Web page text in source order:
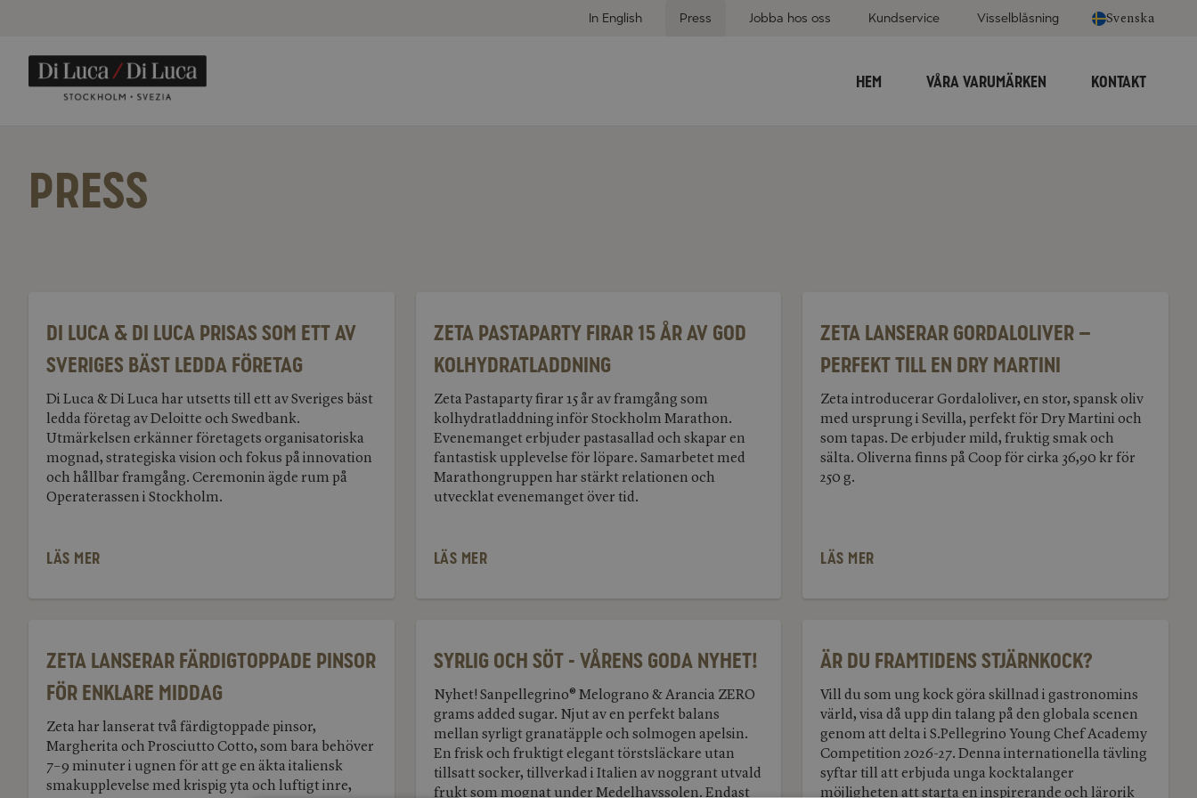
In English Press Jobba hos oss Kundservice Visselblåsning Svenska
HEM VÅRA VARUMÄRKEN KONTAKT
PRESS
Luca
prisas
Sveriges
bäst
ledda
företag
Di Luca & Di Luca prisas som ett av
Sveriges bäst ledda företag
Di Luca & Di Luca har utsetts till ett av Sveriges bäst
ledda företag av Deloitte och Swedbank.
Utmärkelsen erkänner företagets organisatoriska
mognad, strategiska vision och fokus på innovation
och hållbar framgång. Ceremonin ägde rum på
Operaterassen i Stockholm.
LÄS MER
firar
kolhydratladdning
Zeta Pastaparty firar 15 år av god
kolhydratladdning
Zeta Pastaparty firar 15 år av framgång som
kolhydratladdning inför Stockholm Marathon.
Evenemanget erbjuder pastasallad och skapar en
fantastisk upplevelse för löpare. Samarbetet med
Marathongruppen har stärkt relationen och
utvecklat evenemanget över tid.
LÄS MER
Gordaloliver
perfekt
Dry
Martini
Zeta lanserar Gordaloliver –
perfekt till en Dry Martini
Zeta introducerar Gordaloliver, en stor, spansk oliv
med ursprung i Sevilla, perfekt för Dry Martini och
som tapas. De erbjuder mild, fruktig smak och
sälta. Oliverna finns på Coop för cirka 36,90 kr för
250 g.
LÄS MER
färdigtoppade
pinsor
enklare
Zeta lanserar färdigtoppade pinsor
för enklare middag
Zeta har lanserat två färdigtoppade pinsor,
Margherita och Prosciutto Cotto, som bara behöver
7–9 minuter i ugnen för att ge en äkta italiensk
smakupplevelse med krispig yta och luftigt inre,
söt
goda
nyhet!
Syrlig och söt - vårens goda nyhet!
Nyhet! Sanpellegrino® Melograno & Arancia ZERO
grams added sugar. Njut av en perfekt balans
mellan syrligt granatäpple och solmogen apelsin.
En frisk och fruktigt elegant törstsläckare utan
tillsatt socker, tillverkad i Italien av noggrant utvald
frukt som mognat under Medelhavssolen. Endast
framtidens
stjärnkock?
Är du framtidens stjärnkock?
Vill du som ung kock göra skillnad i gastronomins
värld, visa då upp din talang på den globala scenen
genom att delta i S.Pellegrino Young Chef Academy
Competition 2026-27. Denna internationella tävling
syftar till att erbjuda unga kocktalanger
möjligheten att starta en inspirerande och lärorik